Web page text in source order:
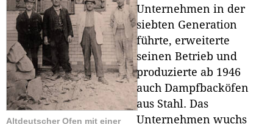
Altdeutscher Ofen mit einer
Unternehmen in der
siebten Generation
führte, erweiterte
seinen Betrieb und
produzierte ab 1946
auch Dampfbacköfen
aus Stahl. Das
Unternehmen wuchs